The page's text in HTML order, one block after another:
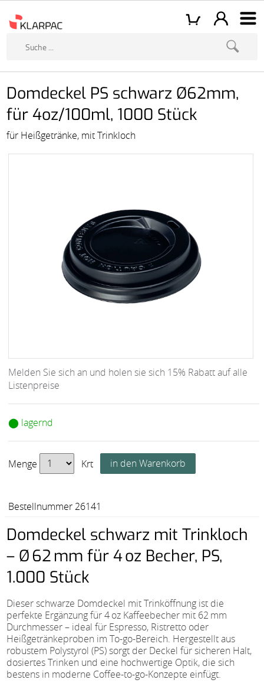
Domdeckel PS schwarz Ø62mm,
für 4oz/100ml, 1000 Stück
für Heißgetränke, mit Trinkloch
Melden Sie sich an und holen sie sich 15% Rabatt auf alle
Listenpreise
⬤ lagernd
Menge Krt
Bestellnummer 26141
Domdeckel schwarz mit Trinkloch
– Ø 62 mm für 4 oz Becher, PS,
1.000 Stück
Dieser schwarze Domdeckel mit Trinköffnung ist die
perfekte Ergänzung für 4 oz Kaffeebecher mit 62 mm
Durchmesser – ideal für Espresso, Ristretto oder
Heißgetränkeproben im To-go-Bereich. Hergestellt aus
robustem Polystyrol (PS) sorgt der Deckel für sicheren Halt,
dosiertes Trinken und eine hochwertige Optik, die sich
bestens in moderne Coffee-to-go-Konzepte einfügt.